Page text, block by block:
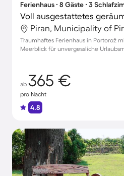
Ferienhaus ∙ 8 Gäste ∙ 3
Piran, Municipality of
Traumhaftes Ferienhaus in Portorož
Meerblick für unvergessliche
ab 365 €
pro Nacht
4.8